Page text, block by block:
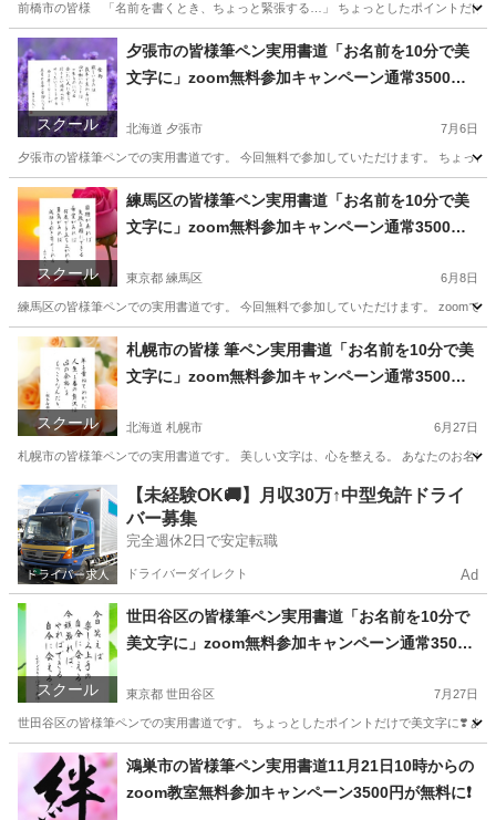
前橋市の皆様 「名前を書くとき、ちょっと緊張する…」 ちょっとしたポイントだけ
群馬 前橋市 書道
スクール
夕張市の皆様筆ペン実用書道「お名前を10分で美
文字に」zoom無料参加キャンペーン通常3500円
北海道 夕張市 7月6日
夕張市の皆様筆ペンでの実用書道です。 今回無料で参加していただけます。 ちょっ
北海道 夕張市 書道 筆ペン
スクール
練馬区の皆様筆ペン実用書道「お名前を10分で美
文字に」zoom無料参加キャンペーン通常3500円
東京都 練馬区 6月8日
練馬区の皆様筆ペンでの実用書道です。 今回無料で参加していただけます。 zoom
東京 練馬区 書道
スクール
札幌市の皆様 筆ペン実用書道「お名前を10分で美
文字に」zoom無料参加キャンペーン通常3500円
北海道 札幌市 6月27日
札幌市の皆様筆ペンでの実用書道です。 美しい文字は、心を整える。 あなたのお名
北海道 札幌市 書道 筆ペン
【未経験OK🚚】月収30万↑中型免許ドライ
バー募集
完全週休2日で安定転職
ドライバーダイレクト Ad
スクール
世田谷区の皆様筆ペン実用書道「お名前を10分で
美文字に」zoom無料参加キャンペーン通常3500
東京都 世田谷区 7月27日
世田谷区の皆様筆ペンでの実用書道です。 ちょっとしたポイントだけで美文字に❣️ あ
東京 世田谷区 書道 文字
鴻巣市の皆様筆ペン実用書道11月21日10時からの
zoom教室無料参加キャンペーン3500円が無料に❗️